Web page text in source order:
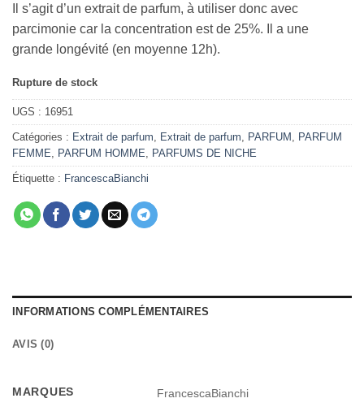
Il s’agit d’un extrait de parfum, à utiliser donc avec
parcimonie car la concentration est de 25%. Il a une
grande longévité (en moyenne 12h).
Rupture de stock
UGS : 16951
Catégories : Extrait de parfum, Extrait de parfum, PARFUM , PARFUM
FEMME, PARFUM HOMME, PARFUMS DE NICHE
Étiquette : FrancescaBianchi
INFORMATIONS COMPLÉMENTAIRES
AVIS (0)
MARQUES FrancescaBianchi